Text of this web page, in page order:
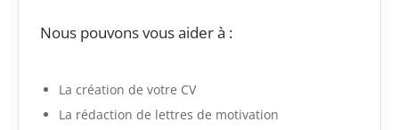
Nous pouvons vous aider à :
La création de votre CV
La rédaction de lettres de motivation